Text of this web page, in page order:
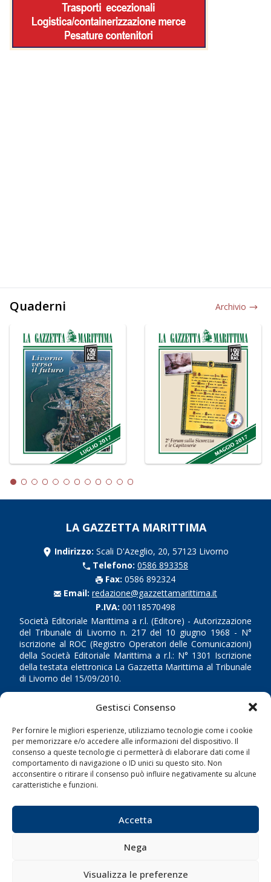
Gestisci Consenso
Per fornire le migliori esperienze, utilizziamo tecnologie come i cookie
per memorizzare e/o accedere alle informazioni del dispositivo. Il
consenso a queste tecnologie ci permetterà di elaborare dati come il
comportamento di navigazione o ID unici su questo sito. Non
acconsentire o ritirare il consenso può influire negativamente su alcune
caratteristiche e funzioni.
Accetta
Nega
Visualizza le preferenze
Quaderni Archivio
LA GAZZETTA MARITTIMA
Indirizzo: Scali D'Azeglio, 20, 57123 Livorno
Telefono: 0586 893358
Fax: 0586 892324
Email: redazione@gazzettamarittima.it
P.IVA: 00118570498
Società Editoriale Marittima a r.l. (Editore) - Autorizzazione
del Tribunale di Livorno n. 217 del 10 giugno 1968 - N°
iscrizione al ROC (Registro Operatori delle Comunicazioni)
della Società Editoriale Marittima a r.l.: N° 1301 Iscrizione
della testata elettronica La Gazzetta Marittima al Tribunale
di Livorno del 15/09/2010.
LINK
Shipping
Porti/Interporti
Trasporti
Sostenibilità
Compagnie di Navigazione
Blue economy